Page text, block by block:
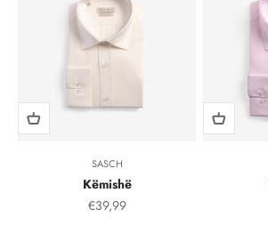
SASCH
Këmishë
Çmimi i shitjes, çmimi i shitjeve
€39,99